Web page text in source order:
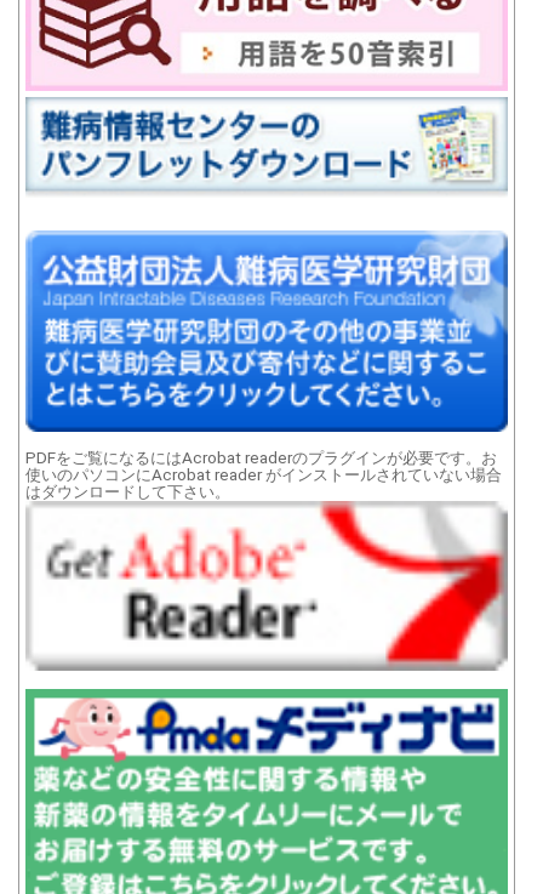
PDFをご覧になるにはAcrobat readerのプラグインが必要です。お
使いのパソコンにAcrobat reader がインストールされていない場合
はダウンロードして下さい。